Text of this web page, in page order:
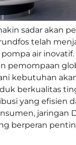
sadar akan
telah
air inovatif.
pemompaan
kebutuhan
berkualitas
yang efisien
jaringan
berperan